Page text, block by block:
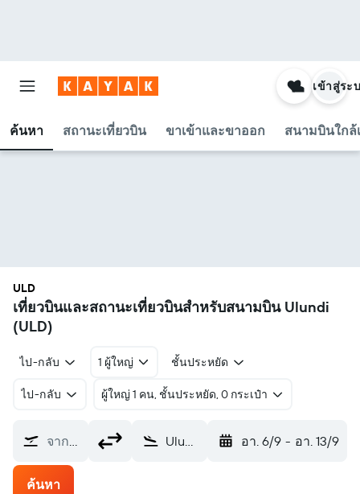
ค้นหา สถานะเที่ยวบิน ขาเข้าและขาออก สนามบินใกล้
เข้าสู่ระ
ULD
เที่ยวบินและสถานะเที่ยวบินสำหรับสนามบิน Ulundi
(ULD)
ไป-กลับ 1 ผู้ใหญ่ ชั้นประหยัด
ไป-กลับ ผู้ใหญ่ 1 คน, ชั้นประหยัด, 0 กระเป๋า
จากที่ไหน? Ulundi (ULD) อา. 6/9 - อา. 13/9
ค้นหา